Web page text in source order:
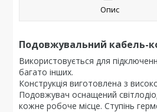
Опис
Подовжувальний кабель-
Використовується для
багато інших.
Конструкція виготовлена з
Подовжувач оснащений
кожне робоче місце. Ступінь